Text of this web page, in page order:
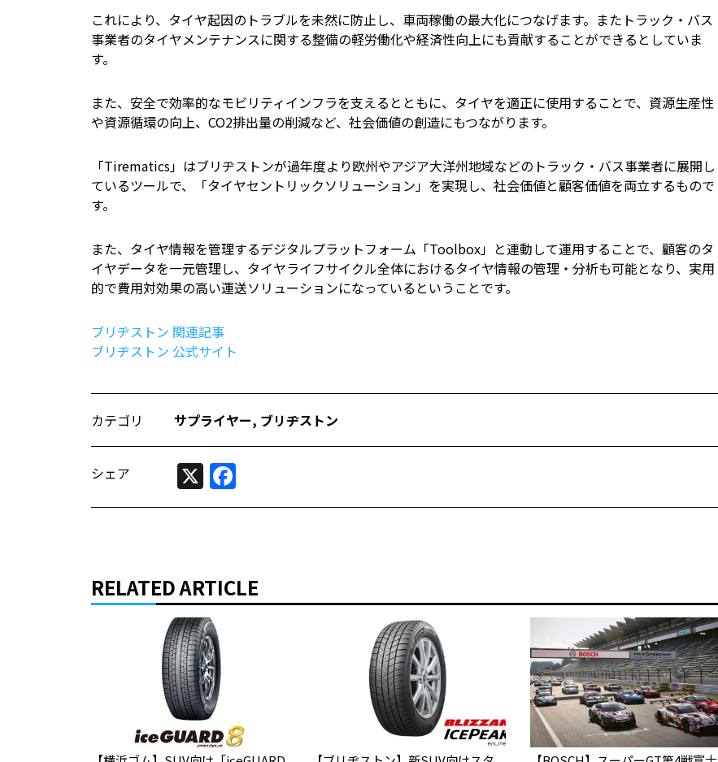
これにより、タイヤ起因のトラブルを未然に防止し、車両稼働の最大化につなげます。またトラック・バス
事業者のタイヤメンテナンスに関する整備の軽労働化や経済性向上にも貢献することができるとしていま
す。
また、安全で効率的なモビリティインフラを支えるとともに、タイヤを適正に使用することで、資源生産性
や資源循環の向上、CO2排出量の削減など、社会価値の創造にもつながります。
「Tirematics」はブリヂストンが過年度より欧州やアジア大洋州地域などのトラック・バス事業者に展開し
ているツールで、「タイヤセントリックソリューション」を実現し、社会価値と顧客価値を両立するもので
す。
また、タイヤ情報を管理するデジタルプラットフォーム「Toolbox」と連動して運用することで、顧客のタ
イヤデータを一元管理し、タイヤライフサイクル全体におけるタイヤ情報の管理・分析も可能となり、実用
的で費用対効果の高い運送ソリューションになっているということです。
ブリヂストン 関連記事
ブリヂストン 公式サイト
カテゴリ サプライヤー, ブリヂストン
シェア X
RELATED ARTICLE